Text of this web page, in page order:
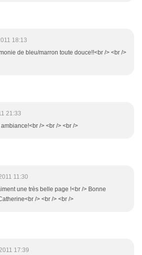
18:13
de bleu/marron toute douce!!<br /> <br />
21:33
/> <br /> <br />
11:30
une très belle page !<br /> Bonne
/> <br /> <br />
17:39